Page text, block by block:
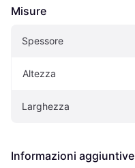
Misure
Spessore
Altezza
Larghezza
Informazioni aggiuntive